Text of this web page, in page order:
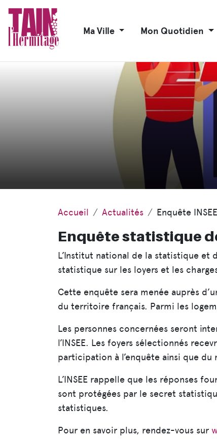
Ma Ville Mon Quotidien
Accueil Actualités Enquête INSEE
Enquête statistique
L’Institut national de la statistique et
statistique sur les loyers et les
Cette enquête sera menée auprès
du territoire français. Parmi les
Les personnes concernées seront
l’INSEE. Les foyers sélectionnés
participation à l’enquête ainsi que
L’INSEE rappelle que les réponses
sont protégées par le secret
statistiques.
Pour en savoir plus, rendez-vous sur